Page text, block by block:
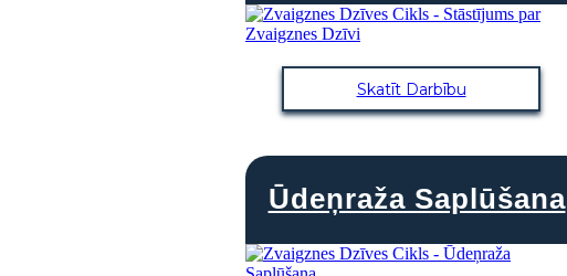
Skatīt Darbību
Ūdeņraža Saplūšana